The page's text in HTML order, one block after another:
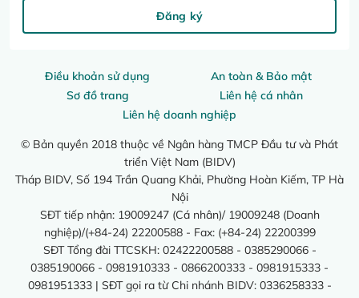
Điều khoản sử dụng
An toàn & Bảo mật
Sơ đồ trang
Liên hệ cá nhân
Liên hệ doanh nghiệp
© Bản quyền 2018 thuộc về Ngân hàng TMCP Đầu tư và Phát
triển Việt Nam (BIDV)
Tháp BIDV, Số 194 Trần Quang Khải, Phường Hoàn Kiếm, TP Hà
Nội
SĐT tiếp nhận: 19009247 (Cá nhân)/ 19009248 (Doanh
nghiệp)/(+84-24) 22200588 - Fax: (+84-24) 22200399
SĐT Tổng đài TTCSKH: 02422200588 - 0385290066 -
0385190066 - 0981910333 - 0866200333 - 0981915333 -
0981951333 | SĐT gọi ra từ Chi nhánh BIDV: 0336258333 -
Đăng ký